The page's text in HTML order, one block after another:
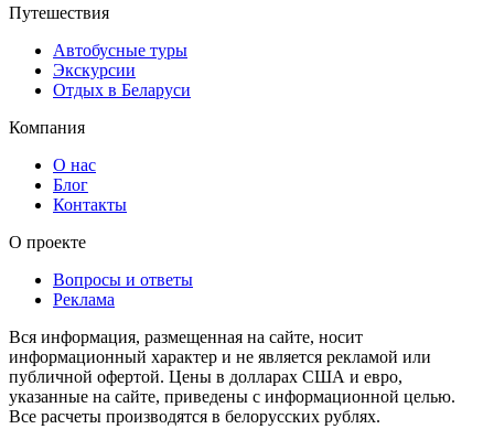
Путешествия
Автобусные туры
Экскурсии
Отдых в Беларуси
Компания
О нас
Блог
Контакты
О проекте
Вопросы и ответы
Реклама
Вся информация, размещенная на сайте, носит
информационный характер и не является рекламой или
публичной офертой. Цены в долларах США и евро,
указанные на сайте, приведены с информационной целью.
Все расчеты производятся в белорусских рублях.